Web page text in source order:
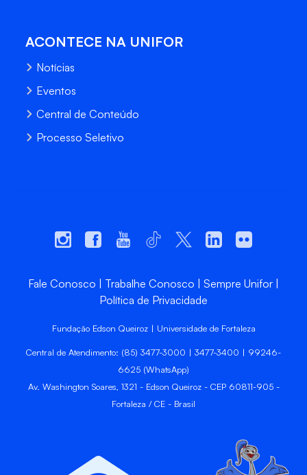
ACONTECE NA UNIFOR
Notícias
Eventos
Central de Conteúdo
Processo Seletivo
Fale Conosco Trabalhe Conosco
Sempre Unifor
Política de Privacidade
Fundação Edson Queiroz | Universidade de Fortaleza
Central de Atendimento: (85) 3477-3000 | 3477-3400 | 99246-
6625 (WhatsApp)
Av. Washington Soares, 1321 - Edson Queiroz - CEP 60811-905 -
Fortaleza / CE - Brasil